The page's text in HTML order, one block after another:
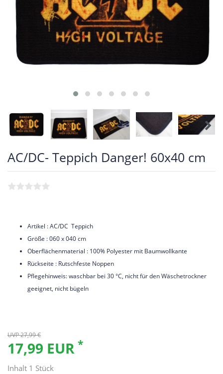
AC/DC- Teppich Danger! 60x40 cm
Artikel : AC/DC Teppich
Größe : 060 x 040 cm
Oberflächenmaterial : 100% Polyester mit Baumwollkante
Rückseite : Rutschfeste Noppen
Pflegehinweis: waschbar bei 30 °C, nicht für den Wäschetrockner
geeignet, nicht bügeln
UVP 27,99 €
17,99 EUR *
Inhalt 1 Stück